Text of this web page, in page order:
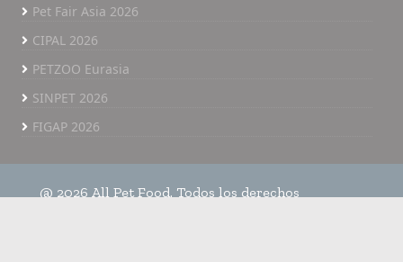
Pet Fair Asia 2026
CIPAL 2026
PETZOO Eurasia
SINPET 2026
FIGAP 2026
@ 2026 All Pet Food. Todos los derechos